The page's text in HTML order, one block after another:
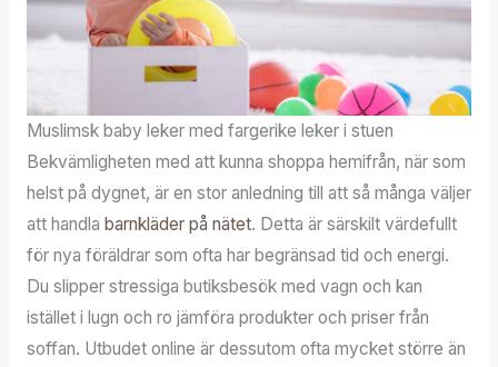
Muslimsk baby leker med fargerike leker i stuen
Bekvämligheten med att kunna shoppa hemifrån, när som
helst på dygnet, är en stor anledning till att så många väljer
att handla barnkläder på nätet. Detta är särskilt värdefullt
för nya föräldrar som ofta har begränsad tid och energi.
Du slipper stressiga butiksbesök med vagn och kan
istället i lugn och ro jämföra produkter och priser från
soffan. Utbudet online är dessutom ofta mycket större än